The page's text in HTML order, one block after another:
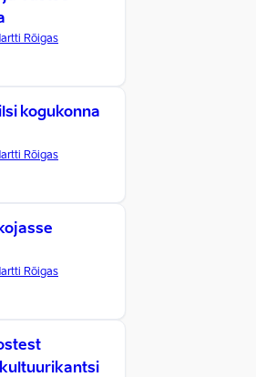
Rõigas
kogukonna
Rõigas
Rõigas